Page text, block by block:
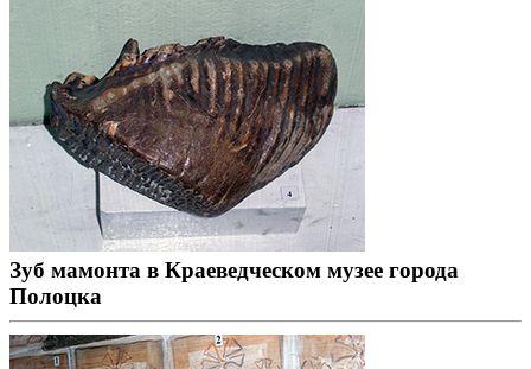
Зуб мамонта в Краеведческом музее города
Полоцка